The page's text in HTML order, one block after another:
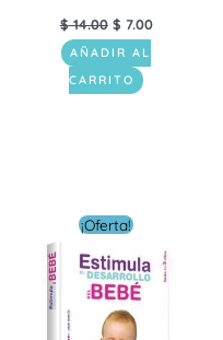
$14.00 $ 7.00
AÑADIR AL
CARRITO
¡Oferta!
El
precio
original
era:
$ 26.00.
actual
es: